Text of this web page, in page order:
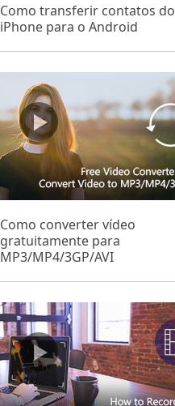
Como transferir contatos do
iPhone para o Android
Como converter vídeo
gratuitamente para
MP3/MP4/3GP/AVI